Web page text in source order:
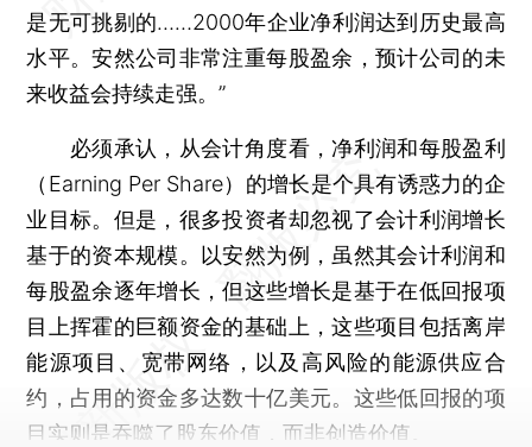
是无可挑剔的……2000年企业净利润达到历史最高
水平。安然公司非常注重每股盈余，预计公司的未
来收益会持续走强。”
必须承认，从会计角度看，净利润和每股盈利
（Earning Per Share）的增长是个具有诱惑力的企
业目标。但是，很多投资者却忽视了会计利润增长
基于的资本规模。以安然为例，虽然其会计利润和
每股盈余逐年增长，但这些增长是基于在低回报项
目上挥霍的巨额资金的基础上，这些项目包括离岸
能源项目、宽带网络，以及高风险的能源供应合
约，占用的资金多达数十亿美元。这些低回报的项
目实则是吞噬了股东价值，而非创造价值。